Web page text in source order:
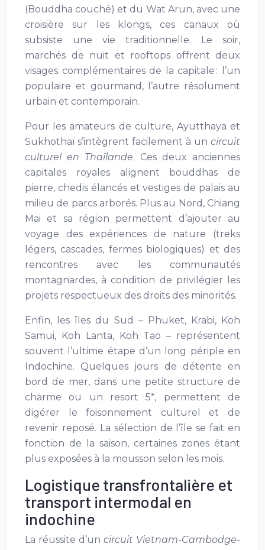
(Bouddha couché) et du Wat Arun, avec une
croisière sur les klongs, ces canaux où
subsiste une vie traditionnelle. Le soir,
marchés de nuit et rooftops offrent deux
visages complémentaires de la capitale : l’un
populaire et gourmand, l’autre résolument
urbain et contemporain.
Pour les amateurs de culture, Ayutthaya et
Sukhothaï s’intègrent facilement à un circuit
culturel en Thaïlande. Ces deux anciennes
capitales royales alignent bouddhas de
pierre, chedis élancés et vestiges de palais au
milieu de parcs arborés. Plus au Nord, Chiang
Mai et sa région permettent d’ajouter au
voyage des expériences de nature (treks
légers, cascades, fermes biologiques) et des
rencontres avec les communautés
montagnardes, à condition de privilégier les
projets respectueux des droits des minorités.
Enfin, les îles du Sud – Phuket, Krabi, Koh
Samui, Koh Lanta, Koh Tao – représentent
souvent l’ultime étape d’un long périple en
Indochine. Quelques jours de détente en
bord de mer, dans une petite structure de
charme ou un resort 5*, permettent de
digérer le foisonnement culturel et de
revenir reposé. La sélection de l’île se fait en
fonction de la saison, certaines zones étant
plus exposées à la mousson selon les mois.
Logistique transfrontalière et
transport intermodal en
indochine
La réussite d’un circuit Vietnam-Cambodge-